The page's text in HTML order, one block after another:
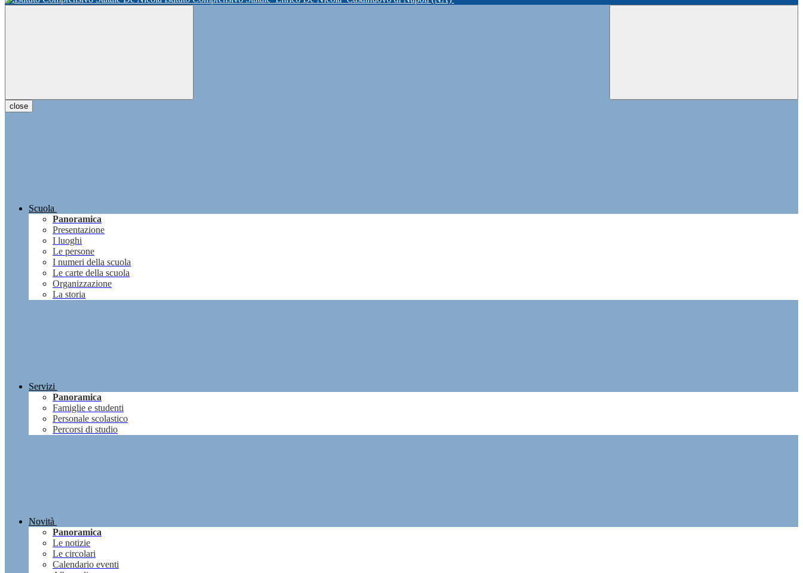
close
Scuola
Panoramica
Presentazione
I luoghi
Le persone
I numeri della scuola
Le carte della scuola
Organizzazione
La storia
Servizi
Panoramica
Famiglie e studenti
Personale scolastico
Percorsi di studio
Novità
Panoramica
Le notizie
Le circolari
Calendario eventi